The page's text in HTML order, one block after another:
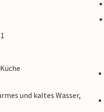
und kaltes Wasser,